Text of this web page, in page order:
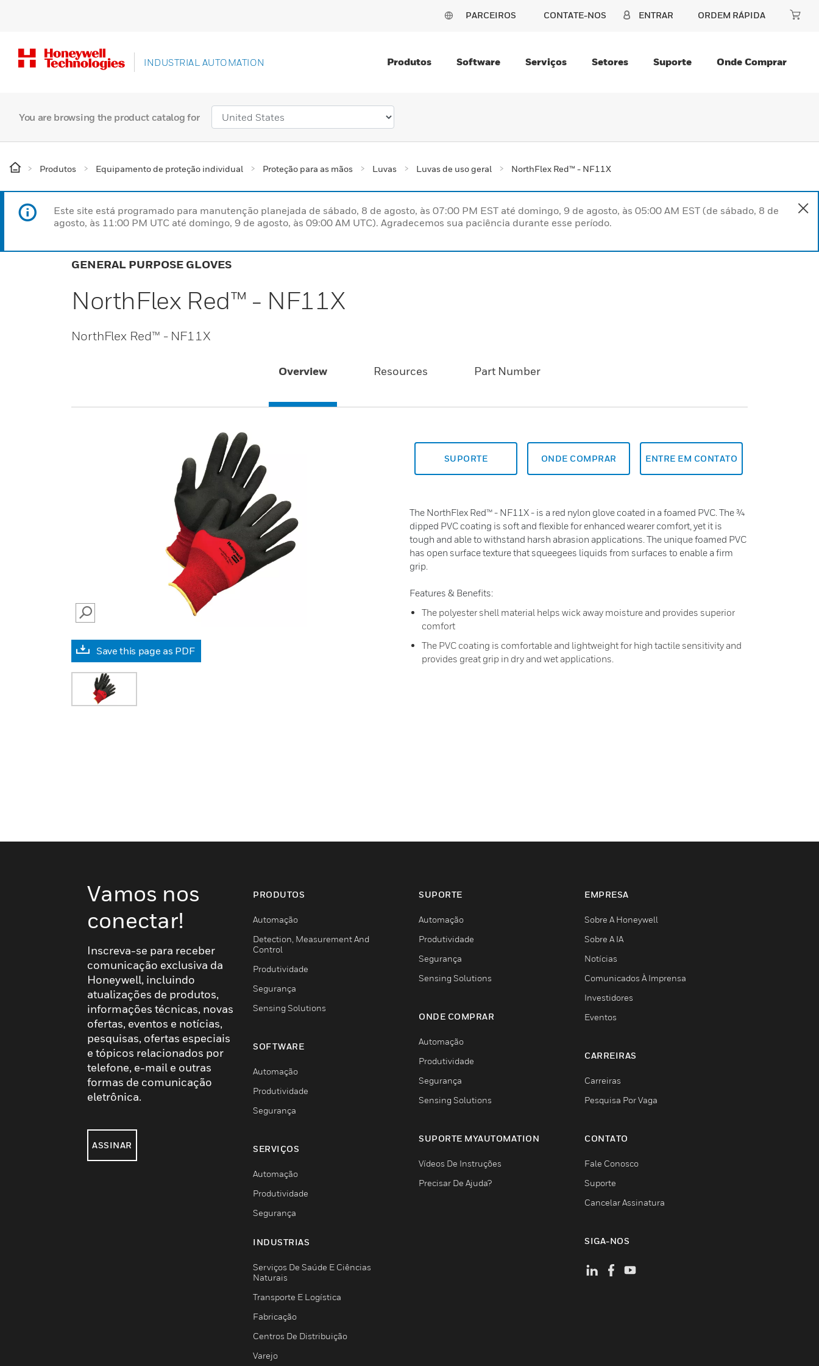
PARCEIROS CONTATE-NOS ENTRAR ORDEM RÁPIDA
INDUSTRIAL AUTOMATION Produtos Software Serviços Setores Suporte Onde Comprar
You are browsing the product catalog for
Produtos Equipamento de proteção individual Proteção para as mãos Luvas Luvas de uso geral NorthFlex Red™ - NF11X
Este site está programado para manutenção planejada de sábado, 8 de agosto, às 07:00 PM EST até domingo, 9 de agosto, às 05:00 AM EST (de sábado, 8 de
agosto, às 11:00 PM UTC até domingo, 9 de agosto, às 09:00 AM UTC). Agradecemos sua paciência durante esse período.
GENERAL PURPOSE GLOVES
NorthFlex Red™ - NF11X
NorthFlex Red™ - NF11X
Overview Resources Part Number
SEARCH
Save this page as PDF
SUPORTE ONDE COMPRAR ENTRE EM CONTATO
The NorthFlex Red™ - NF11X - is a red nylon glove coated in a foamed PVC. The ¾
dipped PVC coating is soft and flexible for enhanced wearer comfort, yet it is
tough and able to withstand harsh abrasion applications. The unique foamed PVC
has open surface texture that squeegees liquids from surfaces to enable a firm
grip.
Features & Benefits:
The polyester shell material helps wick away moisture and provides superior
comfort
The PVC coating is comfortable and lightweight for high tactile sensitivity and
provides great grip in dry and wet applications.
Vamos nos
conectar!
Inscreva-se para receber
comunicação exclusiva da
Honeywell, incluindo
atualizações de produtos,
informações técnicas, novas
ofertas, eventos e notícias,
pesquisas, ofertas especiais
e tópicos relacionados por
telefone, e-mail e outras
formas de comunicação
eletrônica.
ASSINAR
PRODUTOS
Automação
Detection, Measurement And
Control
Produtividade
Segurança
Sensing Solutions
SOFTWARE
Automação
Produtividade
Segurança
SERVIÇOS
Automação
Produtividade
Segurança
INDUSTRIAS
Serviços De Saúde E Ciências
Naturais
Transporte E Logística
Fabricação
Centros De Distribuição
Varejo
SUPORTE
Automação
Produtividade
Segurança
Sensing Solutions
ONDE COMPRAR
Automação
Produtividade
Segurança
Sensing Solutions
SUPORTE MYAUTOMATION
Vídeos De Instruções
Precisar De Ajuda?
EMPRESA
Sobre A Honeywell
Sobre A IA
Notícias
Comunicados À Imprensa
Investidores
Eventos
CARREIRAS
Carreiras
Pesquisa Por Vaga
CONTATO
Fale Conosco
Suporte
Cancelar Assinatura
SIGA-NOS